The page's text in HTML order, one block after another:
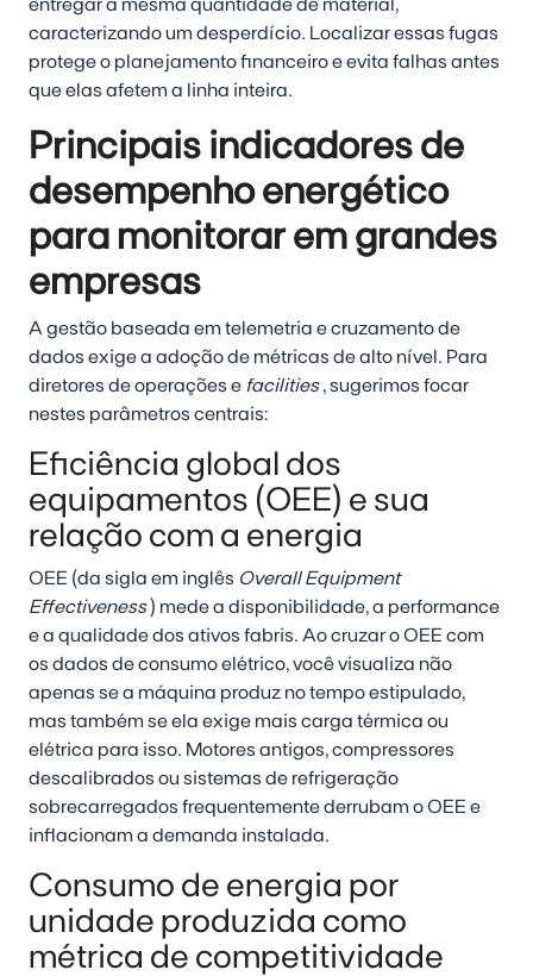
entregar a mesma quantidade de material,
caracterizando um desperdício. Localizar essas fugas
protege o planejamento financeiro e evita falhas antes
que elas afetem a linha inteira.
Principais indicadores de
desempenho energético
para monitorar em grandes
empresas
A gestão baseada em telemetria e cruzamento de
dados exige a adoção de métricas de alto nível. Para
diretores de operações e facilities, sugerimos focar
nestes parâmetros centrais:
Eficiência global dos
equipamentos (OEE) e sua
relação com a energia
OEE (da sigla em inglês Overall Equipment
Effectiveness) mede a disponibilidade, a performance
e a qualidade dos ativos fabris. Ao cruzar o OEE com
os dados de consumo elétrico, você visualiza não
apenas se a máquina produz no tempo estipulado,
mas também se ela exige mais carga térmica ou
elétrica para isso. Motores antigos, compressores
descalibrados ou sistemas de refrigeração
sobrecarregados frequentemente derrubam o OEE e
inflacionam a demanda instalada.
Consumo de energia por
unidade produzida como
métrica de competitividade